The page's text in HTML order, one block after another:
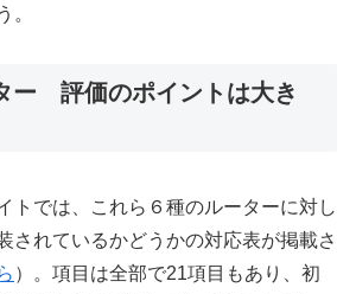
。
ー 評価のポイントは大き
トでは、これら６種のルーターに対し
されているかどうかの対応表が掲載さ
）。項目は全部で21項目もあり、初